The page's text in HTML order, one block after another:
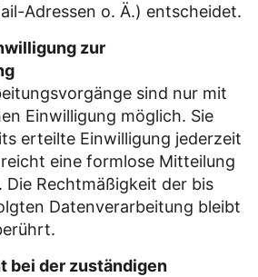
Adressen o. Ä.) entscheidet.
zur
sind nur mit
Einwilligung möglich. Sie
erteilte Einwilligung jederzeit
eine formlose Mitteilung
Die Rechtmäßigkeit der bis
Datenverarbeitung bleibt
bei der zuständigen